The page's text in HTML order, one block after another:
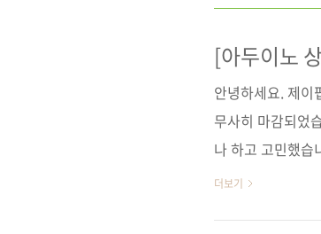
[아두이노
발표
안녕하세요. 제이
무사히 마감되었
나 하고 고민했습
않았습니다. 다음
더보기